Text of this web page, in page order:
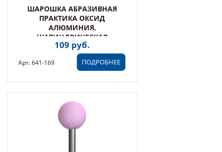
ШАРОШКА АБРАЗИВНАЯ
ПРАКТИКА ОКСИД
АЛЮМИНИЯ,
ЦИЛИНДРИЧЕСКАЯ
ЗАОСТРЕННАЯ 6Х27 ММ,
ХВОСТ 6 М (641-169)
109 руб.
ПОДРОБНЕЕ
Арт: 641-169